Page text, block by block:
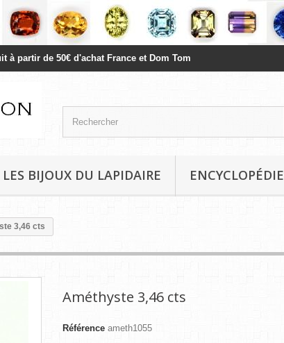
à partir de 50€ d'achat France et Dom Tom
LES BIJOUX DU LAPIDAIRE ENCYCLOPÉDIE
3,46 cts
Améthyste 3,46 cts
Référence ameth1055